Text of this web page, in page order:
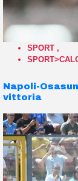
SPORT ,
Napoli-
vittoria